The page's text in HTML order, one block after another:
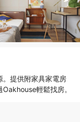
。提供附家具家電房
輕鬆找房。